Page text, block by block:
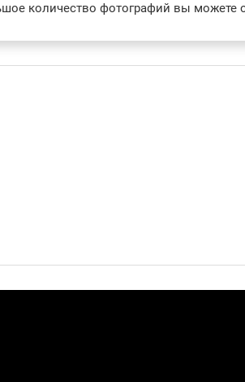
количество фотографий вы можете